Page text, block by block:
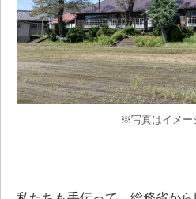
※写真はイメー